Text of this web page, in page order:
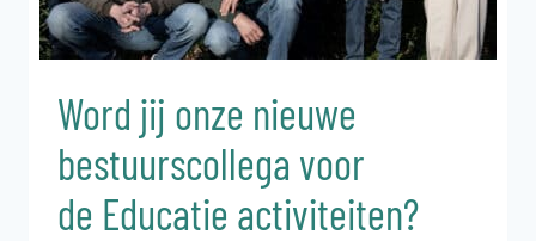
Word jij onze nieuwe
bestuurscollega voor
de Educatie activiteiten?